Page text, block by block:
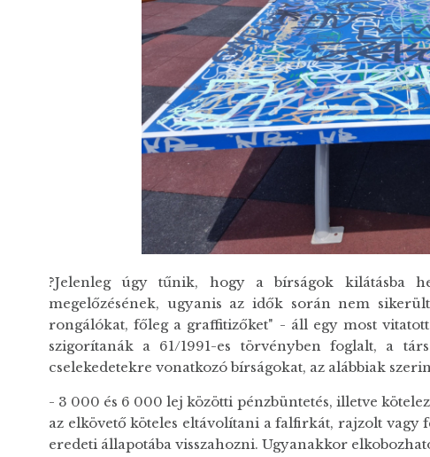
?Jelenleg úgy tűnik, hogy a bírságok kilátásba
megelőzésének, ugyanis az idők során nem
rongálókat, főleg a graffitizőket" - áll egy most
szigorítanák a 61/1991-es törvényben foglalt, a
cselekedetekre vonatkozó bírságokat, az alábbiak
- 3 000 és 6 000 lej közötti pénzbüntetés, illetve
az elkövető köteles eltávolítani a falfirkát, rajzolt vagy
eredeti állapotába visszahozni. Ugyanakkor